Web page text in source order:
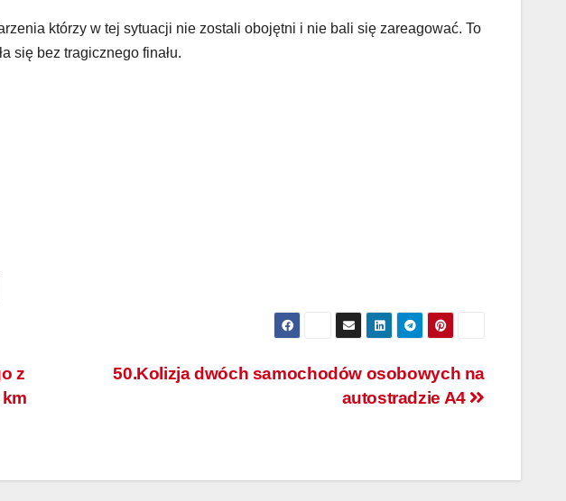
którzy w tej sytuacji nie zostali obojętni i nie bali się zareagować. To
się bez tragicznego finału.
50.Kolizja dwóch samochodów osobowych na
autostradzie A4
z